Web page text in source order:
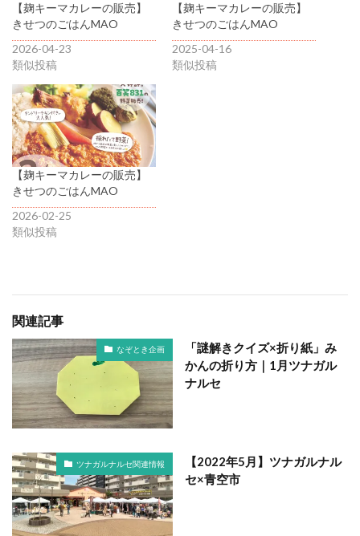
【麹キーマカレーの販売】
きせつのごはんMAO
2026-04-23
類似投稿
【麹キーマカレーの販売】
きせつのごはんMAO
2025-04-16
類似投稿
【麹キーマカレーの販売】
きせつのごはんMAO
2026-02-25
類似投稿
関連記事
なぞとき企画
「謎解きクイズ×折り紙」み
かんの折り方｜1月ツナガル
ナルセ
ツナガルナルセ関連情報
【2022年5月】ツナガルナル
セ×青空市